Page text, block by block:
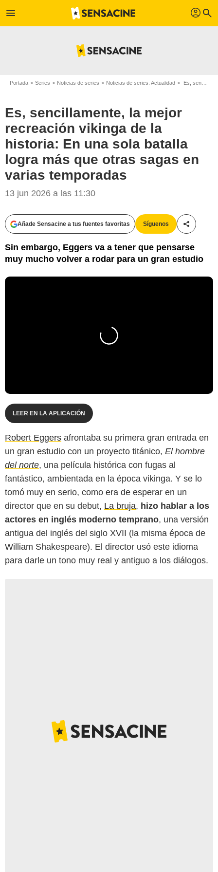
menu profil search
Portada Series Noticias de series Noticias de series: Actualidad Es, sencillamente, la mejor recreación vikinga de la historia: En una sola batalla logra más que otras sagas en varias temporadas
Es, sencillamente, la mejor
recreación vikinga de la
historia: En una sola batalla
logra más que otras sagas en
varias temporadas
13 jun 2026 a las 11:30
Añade Sensacine a tus fuentes favoritas Síguenos
Sin embargo, Eggers va a tener que pensarse
muy mucho volver a rodar para un gran estudio
LEER EN LA APLICACIÓN
Robert Eggers afrontaba su primera gran entrada en
un gran estudio con un proyecto titánico, El hombre
del norte, una película histórica con fugas al
fantástico, ambientada en la época vikinga. Y se lo
tomó muy en serio, como era de esperar en un
director que en su debut, La bruja, hizo hablar a los
actores en inglés moderno temprano, una versión
antigua del inglés del siglo XVII (la misma época de
William Shakespeare). El director usó este idioma
para darle un tono muy real y antiguo a los diálogos.